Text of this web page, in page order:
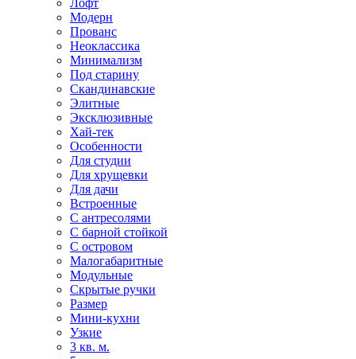
Лофт
Модерн
Прованс
Неоклассика
Минимализм
Под старину
Скандинавские
Элитные
Эксклюзивные
Хай-тек
Особенности
Для студии
Для хрущевки
Для дачи
Встроенные
С антресолями
С барной стойкой
С островом
Малогабаритные
Модульные
Скрытые ручки
Размер
Мини-кухни
Узкие
3 кв. м.